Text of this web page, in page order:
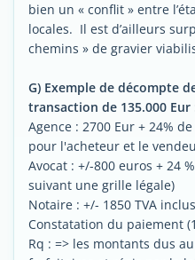
bien un « conflit » entre
locales. Il est d’ailleurs
chemins » de gravier
G) Exemple de décompte
transaction de 135.000 Eur
Agence : 2700 Eur + 24%
pour l'acheteur et le
Avocat : +/-800 euros + 24
suivant une grille légale)
Notaire : +/- 1850 TVA
Constatation du paiement
Rq : => les montants dus